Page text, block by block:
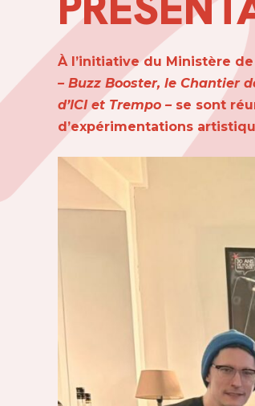
À l’initiative du Ministère
– Buzz Booster, le Chantier
d’ICI et Trempo – se sont
d’expérimentations